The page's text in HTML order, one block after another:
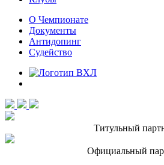
О Чемпионате
Документы
Антидопинг
Судейство
Титульный
Официальный